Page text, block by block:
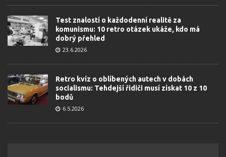
Test znalostí o každodenní realitě za
komunismu: 10 retro otázek ukáže, kdo má
dobrý přehled
23.6.2026
Retro kvíz o oblíbených autech v dobách
socialismu: Tehdejší řidiči musí získat 10 z 10
bodů
6.5.2026